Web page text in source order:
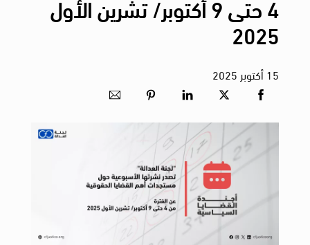
2025
15أكتوبر 2025